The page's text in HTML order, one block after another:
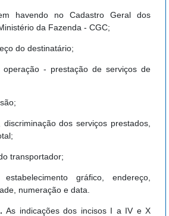
havendo no Cadastro Geral dos
da Fazenda - CGC;
do destinatário;
- prestação de serviços de
dos serviços prestados,
transportador;
gráfico, endereço,
numeração e data.
As indicações dos incisos I a IV e X